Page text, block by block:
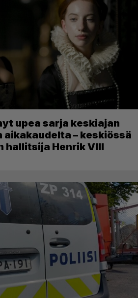
upea sarja keskiajan
– keskiössä
hallitsija Henrik VIII